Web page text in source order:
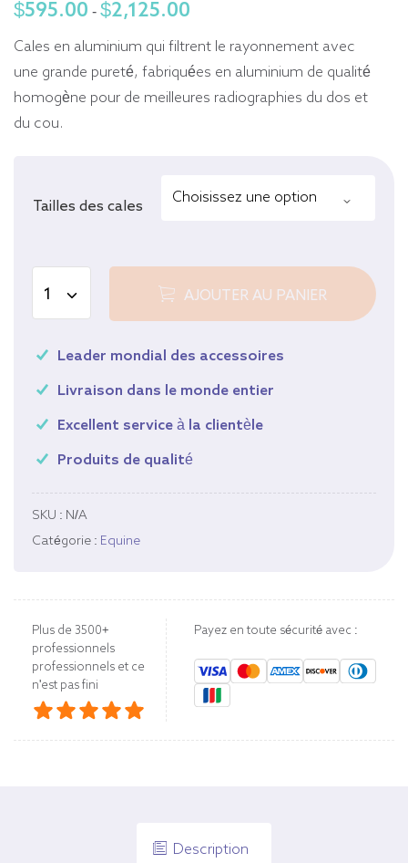
$595.00 - $2,125.00
$
Cales en aluminium qui filtrent le rayonnement avec
une grande pureté, fabriquées en aluminium de qualité
homogène pour de meilleures radiographies du dos et
du cou.
Tailles des cales
AJOUTER AU PANIER
Leader mondial des accessoires
Livraison dans le monde entier
Excellent service à la clientèle
Produits de qualité
SKU : N/A
Catégorie : Equine
Plus de 3500+
professionnels
professionnels et ce
n'est pas fini
Payez en toute sécurité avec :
Description